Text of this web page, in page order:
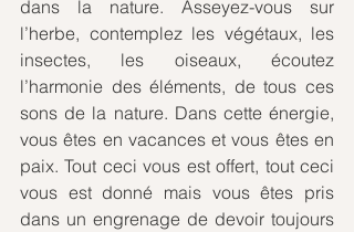
dans la nature. Asseyez-vous sur
l’herbe, contemplez les végétaux, les
insectes, les oiseaux, écoutez
l’harmonie des éléments, de tous ces
sons de la nature. Dans cette énergie,
vous êtes en vacances et vous êtes en
paix. Tout ceci vous est offert, tout ceci
vous est donné mais vous êtes pris
dans un engrenage de devoir toujours